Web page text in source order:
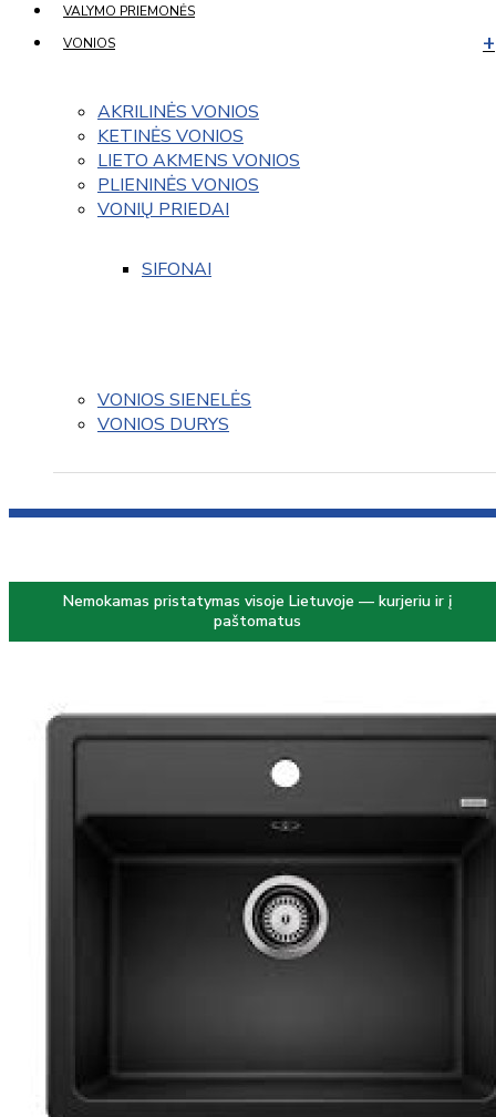
VALYMO PRIEMONĖS
VONIOS
AKRILINĖS VONIOS
KETINĖS VONIOS
LIETO AKMENS VONIOS
PLIENINĖS VONIOS
VONIŲ PRIEDAI
SIFONAI
VONIOS SIENELĖS
VONIOS DURYS
Nemokamas pristatymas visoje Lietuvoje — kurjeriu ir į
paštomatus